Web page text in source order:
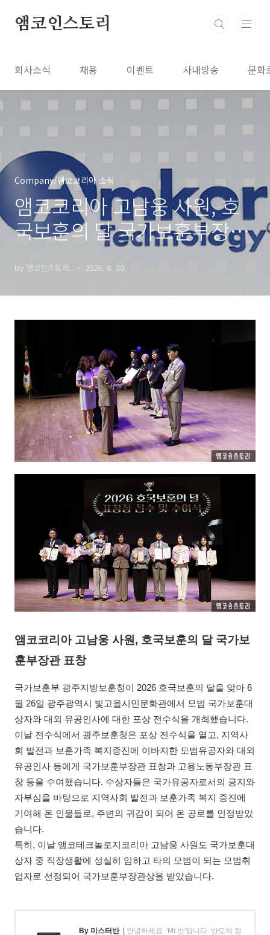
앰코인스토리
회사소식 채용 이벤트 사내방송 문화
Company/앰코코리아 소식
앰코코리아 고남웅 사원, 호
국보훈의 달 국가보훈부장관
by 앰코인스토리.. 2026. 6. 30.
앰코코리아 고남웅 사원, 호국보훈의 달 국가보
훈부장관 표창
국가보훈부 광주지방보훈청이 2026 호국보훈의 달을 맞아 6
월 26일 광주광역시 빛고을시민문화관에서 모범 국가보훈대
상자와 대외 유공인사에 대한 포상 전수식을 개최했습니다.
이날 전수식에서 광주보훈청은 포상 전수식을 열고, 지역사
회 발전과 보훈가족 복지증진에 이바지한 모범유공자와 대외
유공인사 등에게 국가보훈부장관 표창과 고용노동부장관 표
창 등을 수여했습니다. 수상자들은 국가유공자로서의 긍지와
자부심을 바탕으로 지역사회 발전과 보훈가족 복지 증진에
기여해 온 인물들로, 주변의 귀감이 되어 온 공로를 인정받았
습니다.
특히, 이날 앰코테크놀로지코리아 고남웅 사원도 국가보훈대
상자 중 직장생활에 성실히 임하고 타의 모범이 되는 모범취
업자로 선정되어 국가보훈부장관상을 받았습니다.
By 미스터반 | 안녕하세요. 'Mr.반'입니다. 반도체 정